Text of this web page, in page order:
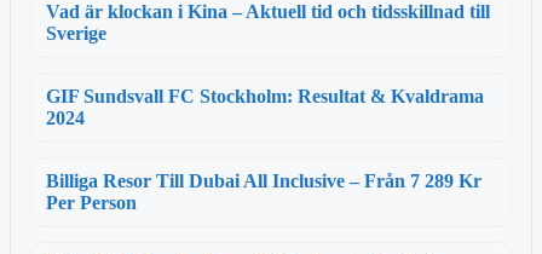
Vad är klockan i Kina – Aktuell tid och tidsskillnad till
Sverige
GIF Sundsvall FC Stockholm: Resultat & Kvaldrama
2024
Billiga Resor Till Dubai All Inclusive – Från 7 289 Kr
Per Person